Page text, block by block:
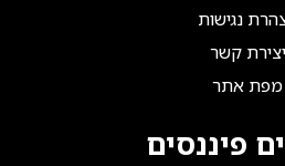
נגישות
יצירת קשר
מפת אתר
פיננסים